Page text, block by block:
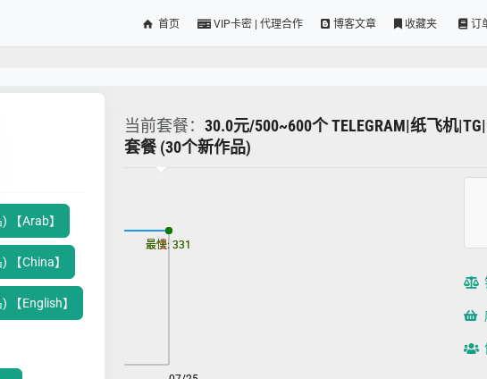
首页 VIP卡密 | 代理合作 博客文章 收藏夹 订
【Arab】
【China】
【English】
当前套餐： 30.0元/500~600个 TELEGRAM|纸飞机|TG|
套餐 (30个新作品)
更新时间: 2026-08-07
最慢: 331
最快: 331